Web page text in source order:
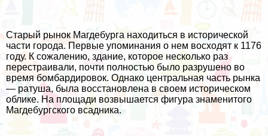
Старый рынок Магдебурга находиться в исторической
части города. Первые упоминания о нем восходят к 1176
году. К сожалению, здание, которое несколько раз
перестраивали, почти полностью было разрушено во
время бомбардировок. Однако центральная часть рынка
— ратуша, была восстановлена в своем историческом
облике. На площади возвышается фигура знаменитого
Магдебургского всадника.